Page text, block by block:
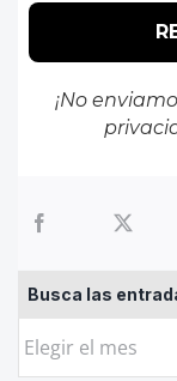
¡No
Busca las
Busca